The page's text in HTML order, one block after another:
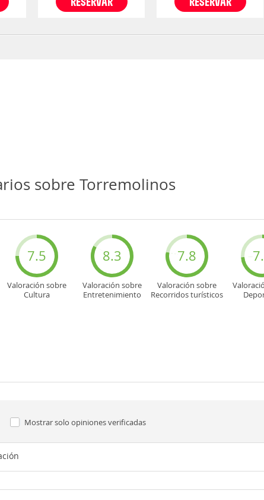
sobre Torremolinos
7.5
Valoración sobre
Cultura
8.3
Valoración sobre
Entretenimiento
7.8
Valoración sobre
Recorridos turísticos
Mostrar solo opiniones verificadas